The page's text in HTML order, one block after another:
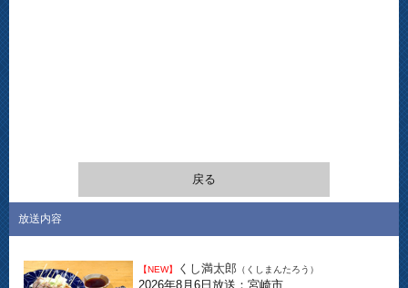
戻る
放送内容
【NEW】 くし満太郎 （くしまんたろう）
2026年8月6日放送：宮崎市